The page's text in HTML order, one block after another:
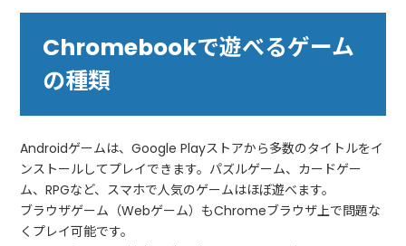
Chromebookで遊べるゲーム
の種類
Androidゲームは、Google Playストアから多数のタイトルをイ
ンストールしてプレイできます。パズルゲーム、カードゲー
ム、RPGなど、スマホで人気のゲームはほぼ遊べます。
ブラウザゲーム（Webゲーム）もChromeブラウザ上で問題な
くプレイ可能です。